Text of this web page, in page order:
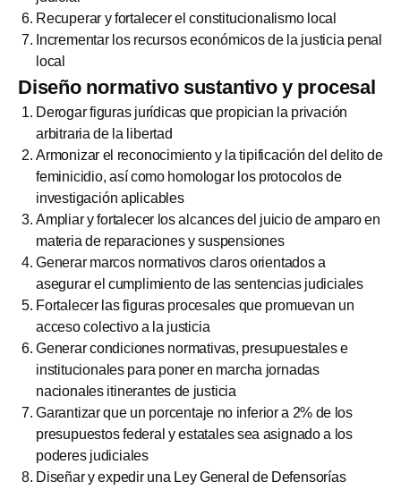
Recuperar y fortalecer el constitucionalismo local
Incrementar los recursos económicos de la justicia penal
local
Diseño normativo sustantivo y procesal
Derogar figuras jurídicas que propician la privación
arbitraria de la libertad
Armonizar el reconocimiento y la tipificación del delito de
feminicidio, así como homologar los protocolos de
investigación aplicables
Ampliar y fortalecer los alcances del juicio de amparo en
materia de reparaciones y suspensiones
Generar marcos normativos claros orientados a
asegurar el cumplimiento de las sentencias judiciales
Fortalecer las figuras procesales que promuevan un
acceso colectivo a la justicia
Generar condiciones normativas, presupuestales e
institucionales para poner en marcha jornadas
nacionales itinerantes de justicia
Garantizar que un porcentaje no inferior a 2% de los
presupuestos federal y estatales sea asignado a los
poderes judiciales
Diseñar y expedir una Ley General de Defensorías